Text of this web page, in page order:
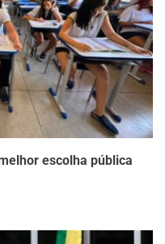
escolha pública